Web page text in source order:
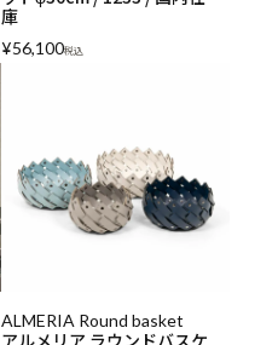
庫
¥56,100税込
ALMERIA Round basket
アルメリア ラウンドバスケ